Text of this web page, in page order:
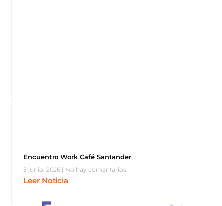
Encuentro Work Café Santander
5 junio, 2026 No hay comentarios
Leer Noticia